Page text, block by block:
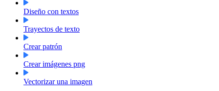
Diseño con textos
Trayectos de texto
Crear patrón
Crear imágenes png
Vectorizar una imagen